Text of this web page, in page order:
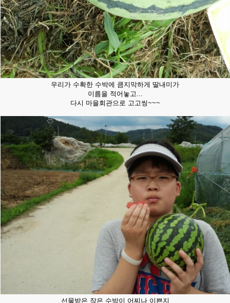
우리가 수확한 수박에 큼지막하게 딸내미가
이름을 적어놓고...
다시 마을회관으로 고고씽~~~
선물받은 작은 수박이 어찌나 이쁜지